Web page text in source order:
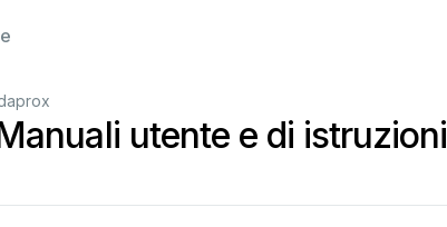
utente e di istruzioni